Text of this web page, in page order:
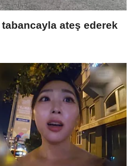
tabancayla ateş ederek